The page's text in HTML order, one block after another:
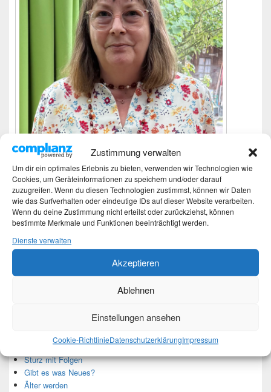
Zustimmung verwalten
Um dir ein optimales Erlebnis zu bieten, verwenden wir Technologien wie
Cookies, um Geräteinformationen zu speichern und/oder darauf
zuzugreifen. Wenn du diesen Technologien zustimmst, können wir Daten
wie das Surfverhalten oder eindeutige IDs auf dieser Website verarbeiten.
Wenn du deine Zustimmung nicht erteilst oder zurückziehst, können
bestimmte Merkmale und Funktionen beeinträchtigt werden.
Dienste verwalten
Akzeptieren
Ablehnen
Einstellungen ansehen
Cookie-RichtlinieDatenschutzerklärungImpressum
Ich bin Martina und Autorin dieses Blogs.
Mehr Infos unter About me.
Translate:
Sturz – Nachtrag
Sturz mit Folgen
Gibt es was Neues?
Älter werden